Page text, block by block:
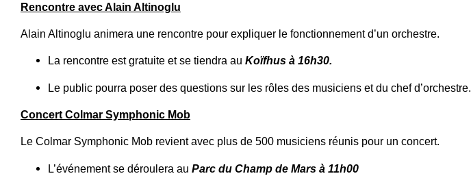
Rencontre avec Alain Altinoglu
Alain Altinoglu animera une rencontre pour expliquer le fonctionnement d’un orchestre. ​
La rencontre est gratuite et se tiendra au Koïfhus à 16h30.
Le public pourra poser des questions sur les rôles des musiciens et du chef d’orchestre. ​
Concert Colmar Symphonic Mob
Le Colmar Symphonic Mob revient avec plus de 500 musiciens réunis pour un concert. ​
L’événement se déroulera au Parc du Champ de Mars à 11h00